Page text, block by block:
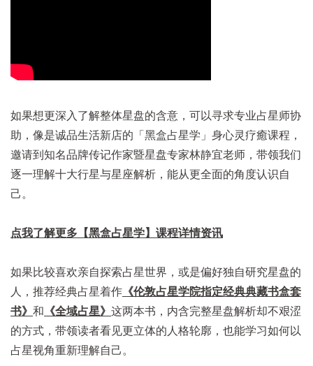
如果想更深入了解整体星盘的含意，可以寻求专业占星师协
助，像是诚品生活新店的「黑盒占星学」身心灵疗癒课程，
邀请到知名品牌传记作家暨星盘专家林静宜老师，带领我们
逐一理解十大行星与星座解析，能从更全面的角度认识自
己。
点我了解更多【黑盒占星学】课程详情资讯
如果比较喜欢亲自探索占星世界，或是偏好独自研究星盘的
人，推荐经典占星着作 《伦敦占星学院指定经典典藏书盒套
书》 和 《全域占星》 这两本书，内含完整星盘解析却不艰涩
的方式，带领读者看见更立体的人格轮廓，也能学习如何以
占星视角重新理解自己。